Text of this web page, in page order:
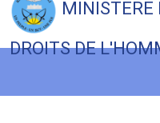
MINISTERE
DROITS DE